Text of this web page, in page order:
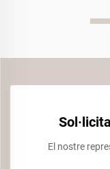
El nostre